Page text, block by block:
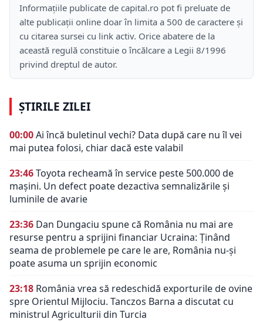
Informațiile publicate de capital.ro pot fi preluate de
alte publicații online doar în limita a 500 de caractere și
cu citarea sursei cu link activ. Orice abatere de la
această regulă constituie o încălcare a Legii 8/1996
privind dreptul de autor.
ȘTIRILE ZILEI
00:00Ai încă buletinul vechi? Data după care nu îl vei
mai putea folosi, chiar dacă este valabil
23:46Toyota recheamă în service peste 500.000 de
mașini. Un defect poate dezactiva semnalizările și
luminile de avarie
23:36 Dan Dungaciu spune că România nu mai are
resurse pentru a sprijini financiar Ucraina: Ținând
seama de problemele pe care le are, România nu-și
poate asuma un sprijin economic
23:18 România vrea să redeschidă exporturile de ovine
spre Orientul Mijlociu. Tanczos Barna a discutat cu
ministrul Agriculturii din Turcia